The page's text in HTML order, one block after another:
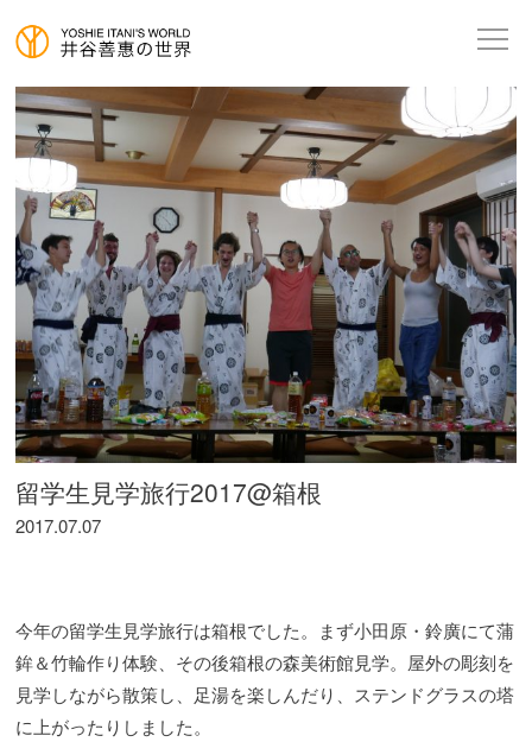
留学生見学旅行2017@箱根
2017.07.07
今年の留学生見学旅行は箱根でした。まず小田原・鈴廣にて蒲
鉾＆竹輪作り体験、その後箱根の森美術館見学。屋外の彫刻を
見学しながら散策し、足湯を楽しんだり、ステンドグラスの塔
に上がったりしました。